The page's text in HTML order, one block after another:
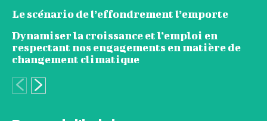
Le scénario de l’effondrement l’emporte
Dynamiser la croissance et l’emploi en
respectant nos engagements en matière de
changement climatique